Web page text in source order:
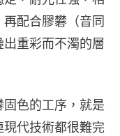
配合膠礬（音同
重彩而不濁的層
色的工序，就是
代技術都很難完